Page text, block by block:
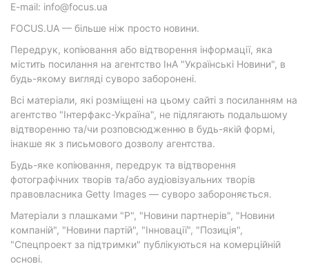
E-mail: info@focus.ua
FOCUS.UA — більше ніж просто новини.
Передрук, копіювання або відтворення інформації, яка
містить посилання на агентство ІнА "Українські Новини", в
будь-якому вигляді суворо заборонені.
Всі матеріали, які розміщені на цьому сайті з посиланням на
агентство "Інтерфакс-Україна", не підлягають подальшому
відтворенню та/чи розповсюдженню в будь-якій формі,
інакше як з письмового дозволу агентства.
Будь-яке копіювання, передрук та відтворення
фотографічних творів та/або аудіовізуальних творів
правовласника Getty Images — суворо забороняється.
Матеріали з плашками "Р", "Новини партнерів", "Новини
компаній", "Новини партій", "Інновації", "Позиція",
"Спецпроект за підтримки" публікуються на комерційній
основі.